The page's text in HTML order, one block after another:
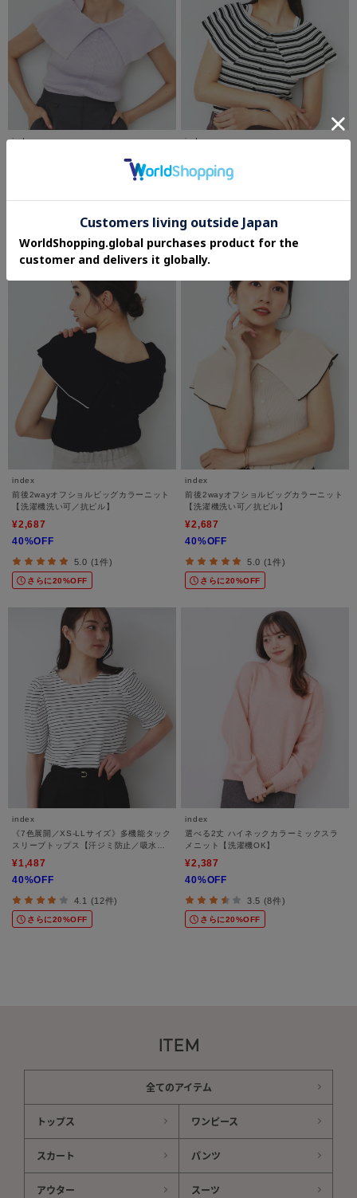
index
40%OFF
5.0 (1件)
さらに20%OFF
index
【洗濯機洗い可／抗ピル】
40%OFF
5.0 (1件)
さらに20%OFF
index
前後2wayオフショルビッグカラーニット
【洗濯機洗い可／抗ピル】
¥2,687
40%OFF
5.0 (1件)
さらに20%OFF
index
前後2wayオフショルビッグカラーニット
【洗濯機洗い可／抗ピル】
¥2,687
40%OFF
5.0 (1件)
さらに20%OFF
index
《7色展開／XS-LLサイズ》多機能タック
スリーブトップス【汗ジミ防止／吸水速
¥1,487
40%OFF
4.1 (12件)
さらに20%OFF
index
選べる2丈 ハイネックカラーミックスラ
メニット【洗濯機OK】
¥2,387
40%OFF
3.5 (8件)
さらに20%OFF
ITEM
全てのアイテム
トップス ワンピース
スカート パンツ
アウター スーツ